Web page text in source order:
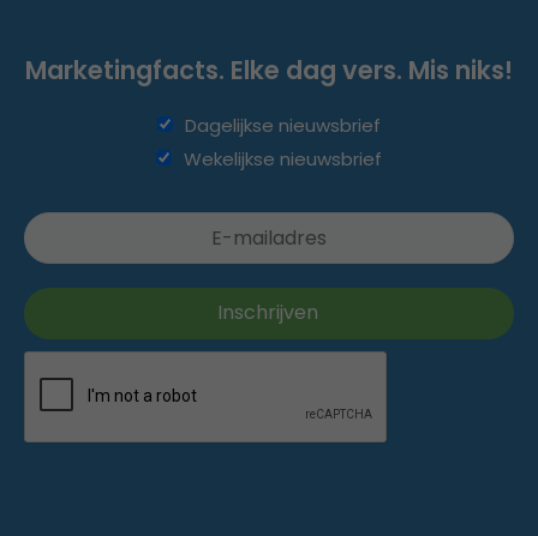
Marketingfacts. Elke dag vers. Mis niks!
Dagelijkse nieuwsbrief
Wekelijkse nieuwsbrief